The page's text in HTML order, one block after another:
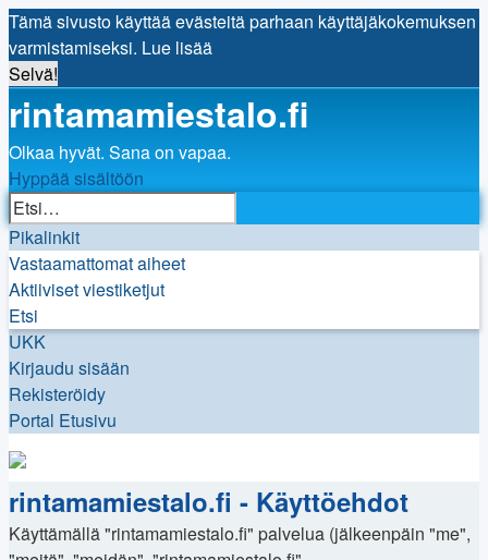
Tämä sivusto käyttää evästeitä parhaan käyttäjäkokemuksen
varmistamiseksi. Lue lisää
Selvä!
rintamamiestalo.fi
Olkaa hyvät. Sana on vapaa.
Hyppää sisältöön
Etsi
haku
Pikalinkit
Vastaamattomat aiheet
Aktiiviset viestiketjut
Etsi
UKK
Kirjaudu sisään
Rekisteröidy
Portal Etusivu
Etsi
rintamamiestalo.fi - Käyttöehdot
Käyttämällä "rintamamiestalo.fi" palvelua (jälkeenpäin "me",